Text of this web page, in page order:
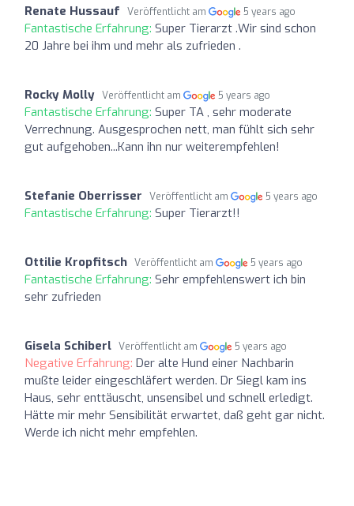
Renate Hussauf Veröffentlicht am 5 years ago
Fantastische Erfahrung: Super Tierarzt .Wir sind schon
20 Jahre bei ihm und mehr als zufrieden .
Rocky Molly Veröffentlicht am 5 years ago
Fantastische Erfahrung: Super TA , sehr moderate
Verrechnung. Ausgesprochen nett, man fühlt sich sehr
gut aufgehoben...Kann ihn nur weiterempfehlen!
Stefanie Oberrisser Veröffentlicht am 5 years ago
Fantastische Erfahrung: Super Tierarzt!!
Ottilie Kropfitsch Veröffentlicht am 5 years ago
Fantastische Erfahrung: Sehr empfehlenswert ich bin
sehr zufrieden
Gisela Schiberl Veröffentlicht am 5 years ago
Negative Erfahrung: Der alte Hund einer Nachbarin
mußte leider eingeschläfert werden. Dr Siegl kam ins
Haus, sehr enttäuscht, unsensibel und schnell erledigt.
Hätte mir mehr Sensibilität erwartet, daß geht gar nicht.
Werde ich nicht mehr empfehlen.